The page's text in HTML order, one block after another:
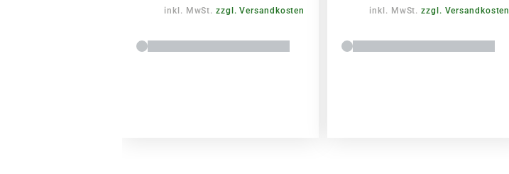
inkl. MwSt.zzgl. Versandkosten inkl. MwSt.zzgl. Versandkosten